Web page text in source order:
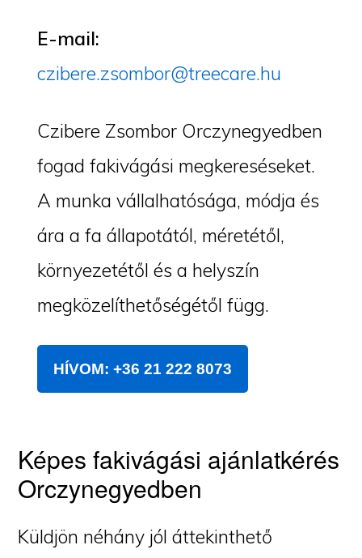
E-mail:
czibere.zsombor@treecare.hu
Czibere Zsombor Orczynegyedben
fogad fakivágási megkereséseket.
A munka vállalhatósága, módja és
ára a fa állapotától, méretétől,
környezetétől és a helyszín
megközelíthetőségétől függ.
HÍVOM: +36 21 222 8073
Képes fakivágási ajánlatkérés
Orczynegyedben
Küldjön néhány jól áttekinthető